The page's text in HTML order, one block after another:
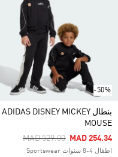
-50%
بنطال ADIDAS DISNEY MICKEY
MOUSE
Price Reduced From
MAD 529.00ToMAD 254.34
اطفال 4-8 سنوات Sportswear